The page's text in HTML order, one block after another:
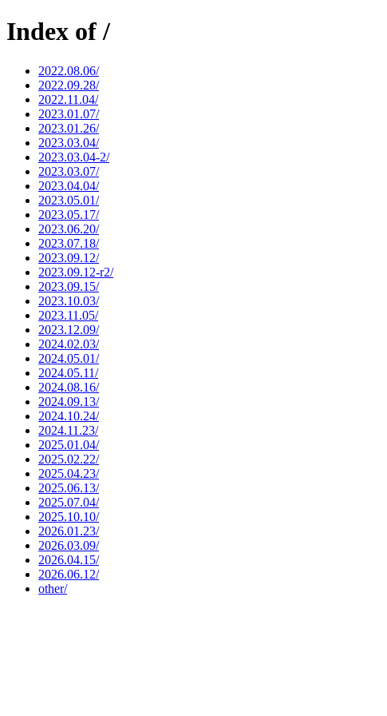
Index of /
2022.08.06/
2022.09.28/
2022.11.04/
2023.01.07/
2023.01.26/
2023.03.04/
2023.03.04-2/
2023.03.07/
2023.04.04/
2023.05.01/
2023.05.17/
2023.06.20/
2023.07.18/
2023.09.12/
2023.09.12-r2/
2023.09.15/
2023.10.03/
2023.11.05/
2023.12.09/
2024.02.03/
2024.05.01/
2024.05.11/
2024.08.16/
2024.09.13/
2024.10.24/
2024.11.23/
2025.01.04/
2025.02.22/
2025.04.23/
2025.06.13/
2025.07.04/
2025.10.10/
2026.01.23/
2026.03.09/
2026.04.15/
2026.06.12/
other/